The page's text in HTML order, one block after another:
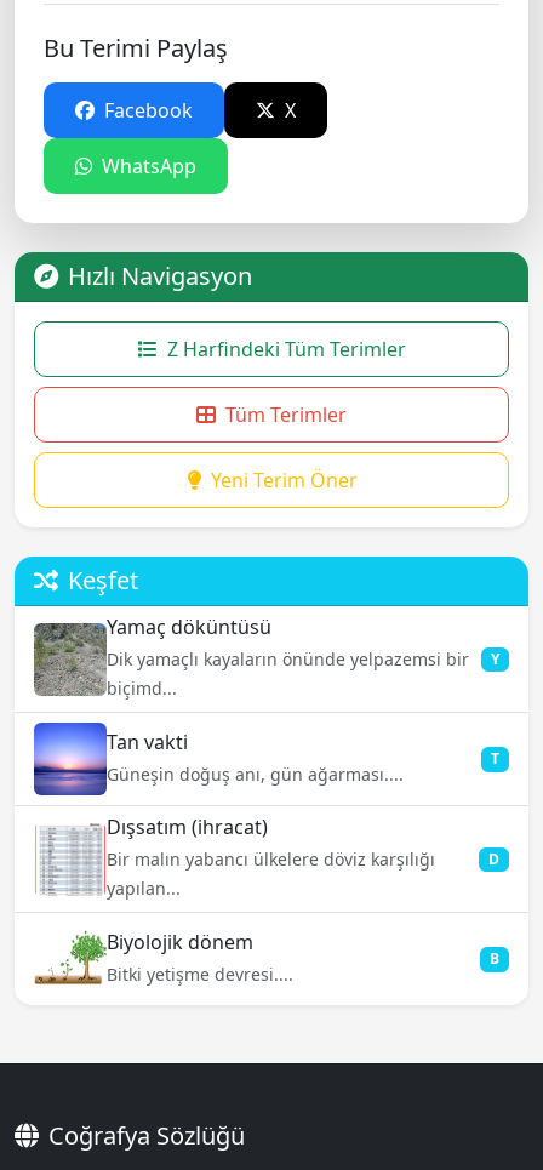
Bu Terimi Paylaş
Facebook X
WhatsApp
Hızlı Navigasyon
Z Harfindeki Tüm Terimler
Tüm Terimler
Yeni Terim Öner
Keşfet
Yamaç döküntüsü
Dik yamaçlı kayaların önünde yelpazemsi bir
biçimd...
Y
Tan vakti
Güneşin doğuş anı, gün ağarması....
T
Dışsatım (ihracat)
Bir malın yabancı ülkelere döviz karşılığı
yapılan...
D
Biyolojik dönem
Bitki yetişme devresi....
B
Coğrafya Sözlüğü